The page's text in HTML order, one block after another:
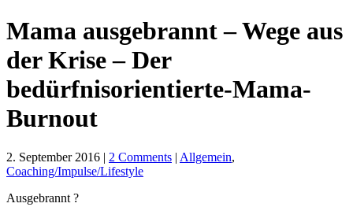
Mama ausgebrannt – Wege aus
der Krise – Der
bedürfnisorientierte-Mama-
Burnout
2. September 2016 | 2 Comments | Allgemein,
Coaching/Impulse/Lifestyle
Ausgebrannt ?